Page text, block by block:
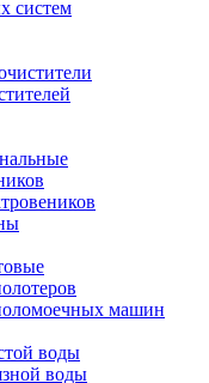
систем
машин
воды
воды